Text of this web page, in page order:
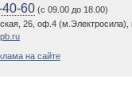
60 (c 09.00 до 18.00)
26, оф.4 (м.Электросила),
на сайте